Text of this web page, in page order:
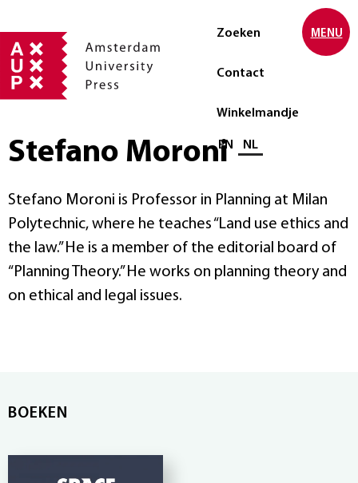
Zoeken
Contact
Winkelmandje
Selecteer taal
EN NL
MENU
Stefano Moroni
Stefano Moroni is Professor in Planning at Milan
Polytechnic, where he teaches “Land use ethics and
the law.” He is a member of the editorial board of
“Planning Theory.” He works on planning theory and
on ethical and legal issues.
BOEKEN